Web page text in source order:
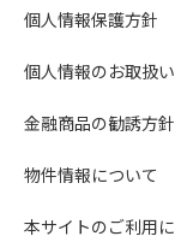
個人情報保護方針
個人情報のお取扱
金融商品の勧誘方針
物件情報について
本サイトのご利用